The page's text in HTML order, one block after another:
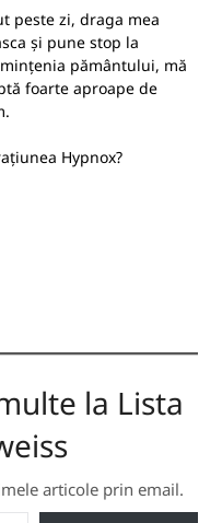
peste zi, draga mea
și pune stop la
pământului, mă
foarte aproape de
Hypnox?
la Lista
articole prin email.